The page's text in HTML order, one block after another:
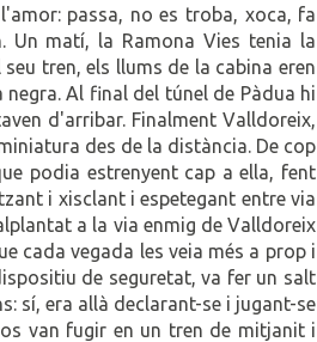
passa, no es troba, xoca, fa
Un matí, la Ramona Vies tenia la
tren, els llums de la cabina eren
Al final del túnel de Pàdua hi
d'arribar. Finalment Valldoreix,
des de la distància. De cop
podia estrenyent cap a ella, fent
i xisclant i espetegant entre via
a la via enmig de Valldoreix
cada vegada les veia més a prop i
de seguretat, va fer un salt
sí, era allà declarant-se i jugant-se
van fugir en un tren de mitjanit i